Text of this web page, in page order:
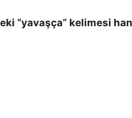
“yavaşça” kelimesi